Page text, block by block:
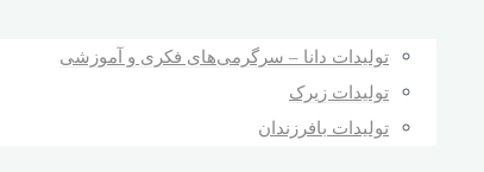
تولیدات دانا – سرگرمی‌های فکری و آموزشی
تولیدات زیرک
تولیدات بافرزندان